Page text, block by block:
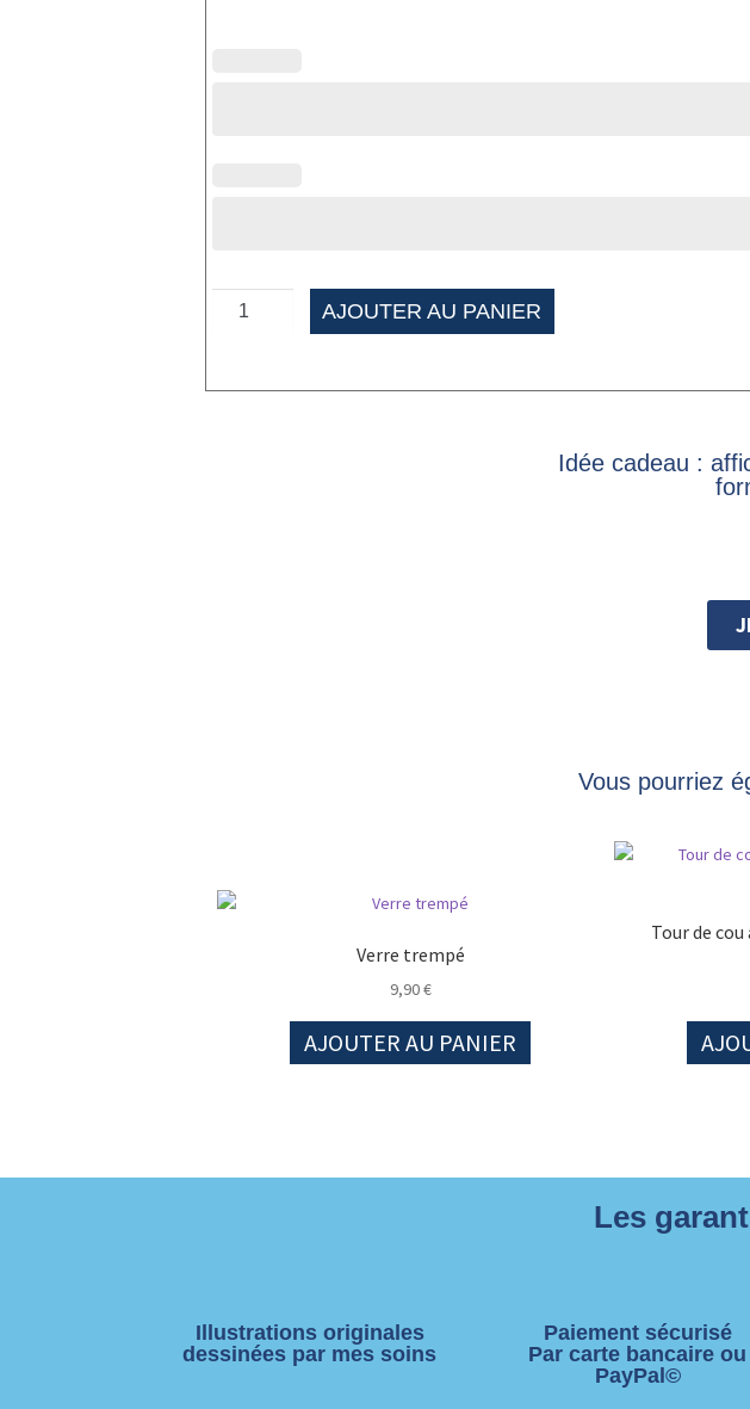
AJOUTER AU PANIER
Idée cadeau :
Vous pourriez
Verre trempé
9,90€
AJOUTER AU PANIER
Tour de
Les
Illustrations originales
dessinées par mes soins
Paiement sécurisé
Par carte bancaire ou
PayPal©